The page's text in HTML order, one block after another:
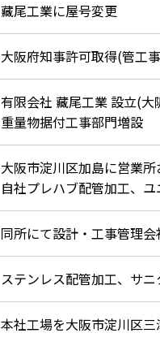
藏尾工業に屋号変更
大阪府知事許可取得(管工
有限会社 藏尾工業 設立(大
重量物据付工事部門増設
大阪市淀川区加島に営業
自社プレハブ配管加工、
同所にて設計・工事管理
ステンレス配管加工、サ
本社工場を大阪市淀川区